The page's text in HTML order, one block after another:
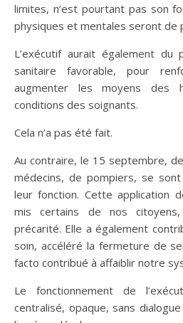
limites, n’est pourtant pas son
physiques et mentales seront de
L’exécutif aurait également
sanitaire favorable, pour
augmenter les moyens des
conditions des soignants.
Cela n’a pas été fait.
Au contraire, le 15 septembre,
médecins, de pompiers, se
leur fonction. Cette application
mis certains de nos
précarité. Elle a également
soin, accéléré la fermeture de
facto contribué à affaiblir notre
Le fonctionnement de
centralisé, opaque, sans